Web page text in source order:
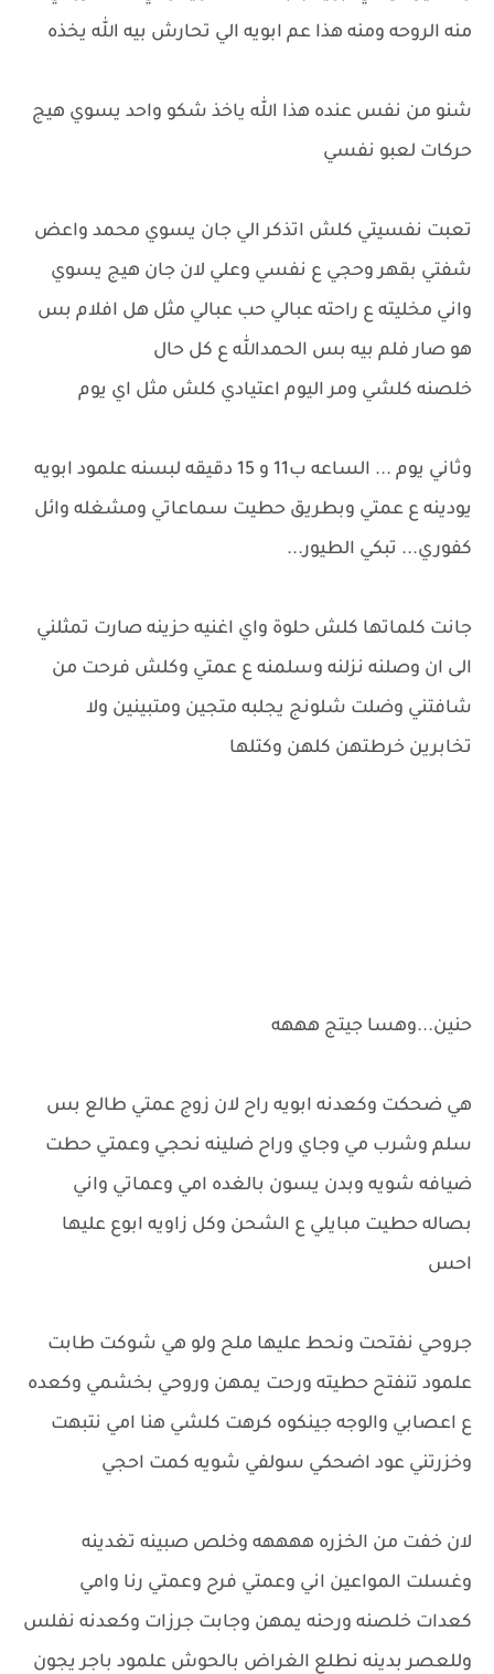
منه الروحه ومنه هذا عم ابويه الي تحارش بيه الله يخذه
شنو من نفس عنده هذا الله ياخذ شكو واحد يسوي هيج
حركات لعبو نفسي
تعبت نفسيتي كلش اتذكر الي جان يسوي محمد واعض
شفتي بقهر وحجي ع نفسي وعلي لان جان هيج يسوي
واني مخليته ع راحته عبالي حب عبالي مثل هل افلام بس
هو صار فلم بيه بس الحمدالله ع كل حال
خلصنه كلشي ومر اليوم اعتيادي كلش مثل اي يوم
وثاني يوم ... الساعه ب11 و 15 دقيقه لبسنه علمود ابويه
يودينه ع عمتي وبطريق حطيت سماعاتي ومشغله وائل
كفوري... تبكي الطيور...
جانت كلماتها كلش حلوة واي اغنيه حزينه صارت تمثلني
الى ان وصلنه نزلنه وسلمنه ع عمتي وكلش فرحت من
شافتني وضلت شلونج يجلبه متجين ومتبينين ولا
تخابرين خرطتهن كلهن وكتلها
حنين...وهسا جيتج هههه
هي ضحكت وكعدنه ابويه راح لان زوج عمتي طالع بس
سلم وشرب مي وجاي وراح ضلينه نحجي وعمتي حطت
ضيافه شويه وبدن يسون بالغده امي وعماتي واني
بصاله حطيت مبايلي ع الشحن وكل زاويه ابوع عليها
احس
جروحي نفتحت ونحط عليها ملح ولو هي شوكت طابت
علمود تنفتح حطيته ورحت يمهن وروحي بخشمي وكعده
ع اعصابي والوجه جينكوه كرهت كلشي هنا امي نتبهت
وخزرتني عود اضحكي سولفي شويه كمت احجي
لان خفت من الخزره ههههه وخلص صبينه تغدينه
وغسلت المواعين اني وعمتي فرح وعمتي رنا وامي
كعدات خلصنه ورحنه يمهن وجابت جرزات وكعدنه نفلس
وللعصر بدينه نطلع الغراض بالحوش علمود باجر يجون